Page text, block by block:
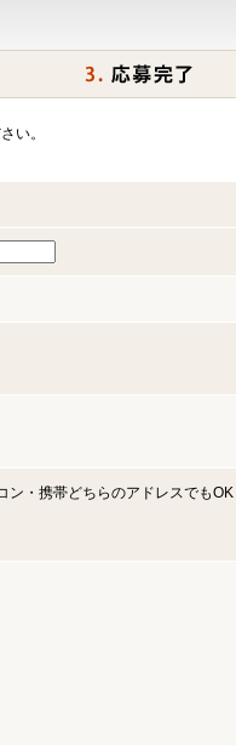
い。
ン・携帯どちらのアドレスでもOK